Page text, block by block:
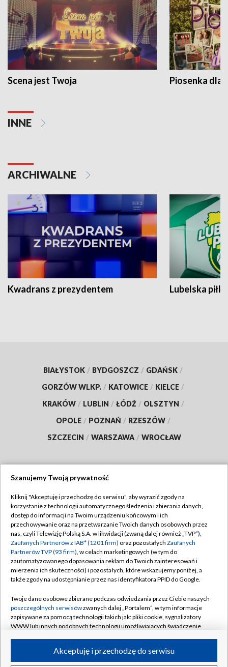
Scena jest Twoja Piosenka dla
INNE
ARCHIWALNE
Kwadrans z prezydentem Lubelska piłka
BIAŁYSTOK / BYDGOSZCZ / GDAŃSK /
GORZÓW WLKP. / KATOWICE / KIELCE /
KRAKÓW / LUBLIN / ŁÓDŹ / OLSZTYN /
OPOLE / POZNAŃ / RZESZÓW /
SZCZECIN / WARSZAWA / WROCŁAW
TVP
Abonament TVP
Emisja w TVP
Centrum informacji TVP
Naziemna Telewizja Cyfrowa
Rada Programowa
System NOS
Informacje o nadawcy
Program dla prasy
Regulamin TVP
Polityka prywatności
Moje zgody
Pomoc
Kontakt
Kanały
Szanujemy Twoją prywatność
Kliknij "Akceptuję i przechodzę do serwisu", aby wyrazić zgody na
korzystanie z technologii automatycznego śledzenia i zbierania danych,
dostęp do informacji na Twoim urządzeniu końcowym i ich
przechowywanie oraz na przetwarzanie Twoich danych osobowych przez
nas, czyli Telewizję Polską S.A. w likwidacji (zwaną dalej również „TVP”),
Zaufanych Partnerów z IAB* (1201 firm) oraz pozostałych Zaufanych
Partnerów TVP (93 firm), w celach marketingowych (w tym do
zautomatyzowanego dopasowania reklam do Twoich zainteresowań i
mierzenia ich skuteczności) i pozostałych, które wskazujemy poniżej, a
także zgody na udostępnianie przez nas identyfikatora PPID do Google.
Twoje dane osobowe zbierane podczas odwiedzania przez Ciebie naszych
poszczególnych serwisówzwanych dalej „Portalem”, w tym informacje
zapisywane za pomocą technologii takich jak: pliki cookie, sygnalizatory
WWW lub innych podobnych technologii umożliwiających świadczenie
ruchu w Internecie.Akceptuję i przechodzę do serwisu